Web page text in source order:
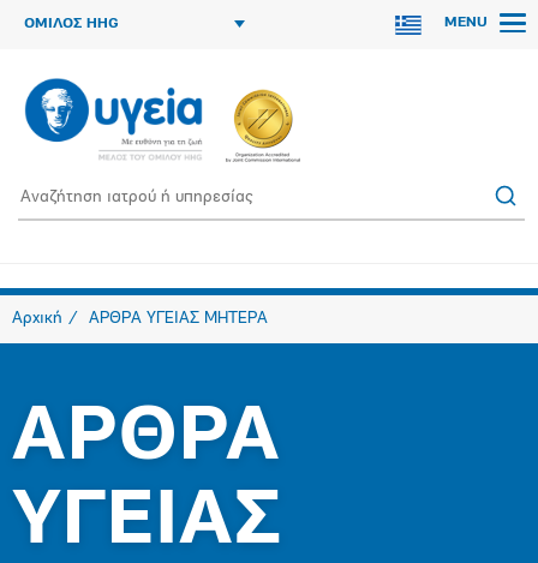
ΟΜΙΛΟΣ HHG MENU
Αρχική ΑΡΘΡΑ ΥΓΕΙΑΣ ΜΗΤΕΡΑ
ΑΡΘΡΑ
ΥΓΕΙΑΣ